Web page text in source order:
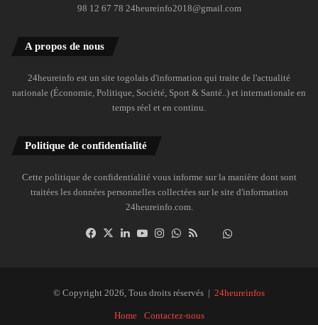
98 12 67 78 24heureinfo2018@gmail.com
A propos de nous
24heureinfo est un site togolais d'information qui traite de l'actualité
nationale (Économie, Politique, Société, Sport & Santé..) et internationale en
temps réel et en continu.
Politique de confidentialité
Cette politique de confidentialité vous informe sur la manière dont sont
traitées les données personnelles collectées sur le site d'information
24heureinfo.com.
Facebook
X LinkedinYouTubeInstagramWhatsAppDailymotion
© Copyright 2026, Tous droits réservés | 24heureinfos
Home Contactez-nous